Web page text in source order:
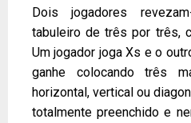
Dois jogadores
tabuleiro de três por três,
Um jogador joga Xs e o
ganhe colocando três
horizontal, vertical ou
totalmente preenchido e